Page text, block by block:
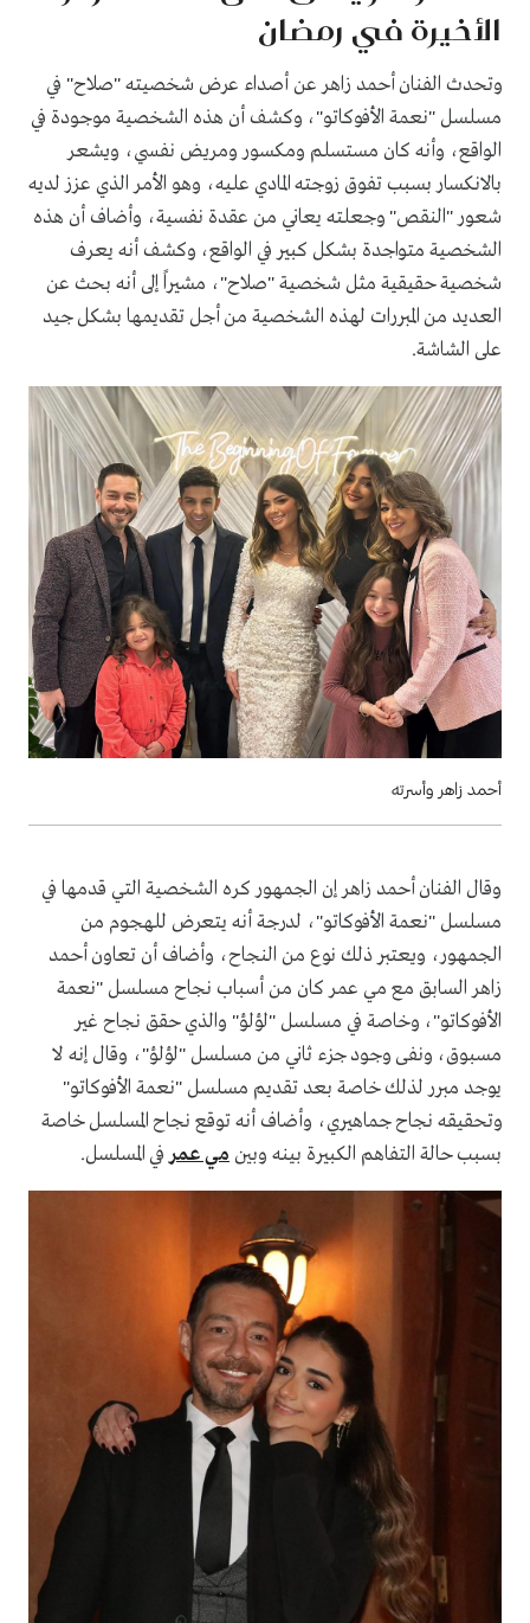
الأخيرة في رمضان
وتحدث الفنان أحمد زاهر عن أصداء عرض شخصيته "صلاح" في
مسلسل "نعمة الأفوكاتو"، وكشف أن هذه الشخصية موجودة في
الواقع، وأنه كان مستسلم ومكسور ومريض نفسي، ويشعر
بالانكسار بسبب تفوق زوجته المادي عليه، وهو الأمر الذي عزز لديه
شعور "النقص" وجعلته يعاني من عقدة نفسية، وأضاف أن هذه
الشخصية متواجدة بشكل كبير في الواقع، وكشف أنه يعرف
شخصية حقيقية مثل شخصية "صلاح"، مشيراً إلى أنه بحث عن
العديد من المبررات لهذه الشخصية من أجل تقديمها بشكل جيد
على الشاشة.
أحمد زاهر وأسرته
وقال الفنان أحمد زاهر إن الجمهور كره الشخصية التي قدمها في
مسلسل "نعمة الأفوكاتو"، لدرجة أنه يتعرض للهجوم من
الجمهور، ويعتبر ذلك نوع من النجاح، وأضاف أن تعاون أحمد
زاهر السابق مع مي عمر كان من أسباب نجاح مسلسل "نعمة
الأفوكاتو"، وخاصة في مسلسل "لؤلؤ" والذي حقق نجاح غير
مسبوق، ونفى وجود جزء ثاني من مسلسل "لؤلؤ"، وقال إنه لا
يوجد مبرر لذلك خاصة بعد تقديم مسلسل "نعمة الأفوكاتو"
وتحقيقه نجاح جماهيري، وأضاف أنه توقع نجاح المسلسل خاصة
بسبب حالة التفاهم الكبيرة بينه وبين مي عمر في المسلسل.